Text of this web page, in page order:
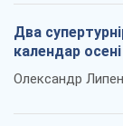
Два
календар
Олександр